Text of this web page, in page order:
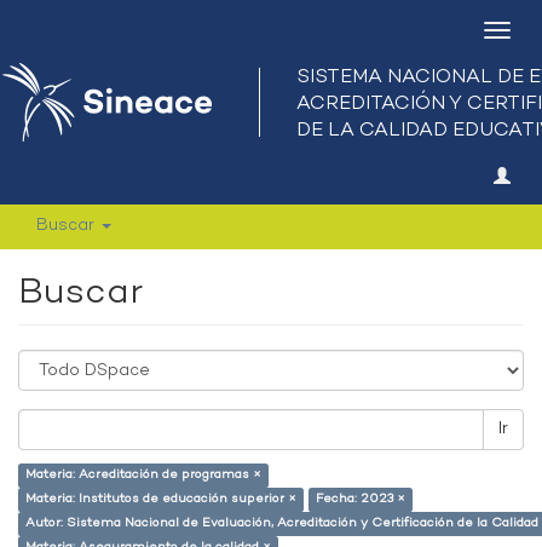
Buscar
Buscar
Ir
Materia: Acreditación de programas ×
Materia: Institutos de educación superior ×
Fecha: 2023 ×
Autor: Sistema Nacional de Evaluación, Acreditación y Certificación de la